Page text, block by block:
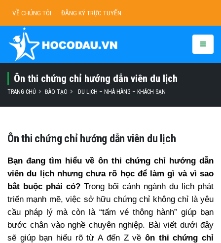
VỀ CHÚNG TÔI ĐĂNG KÝ TRỰC TUYẾN
Ôn thi chứng chỉ hướng dẫn viên du lịch
TRANG CHỦ ĐÀO TẠO DU LỊCH – NHÀ HÀNG – KHÁCH SẠN
Ôn thi chứng chỉ hướng dẫn viên du lịch
Bạn đang tìm hiểu về ôn thi chứng chỉ hướng dẫn
viên du lịch nhưng chưa rõ học để làm gì và vì sao
bắt buộc phải có? Trong bối cảnh ngành du lịch phát
triển mạnh mẽ, việc sở hữu chứng chỉ không chỉ là yêu
cầu pháp lý mà còn là “tấm vé thông hành” giúp bạn
bước chân vào nghề chuyên nghiệp. Bài viết dưới đây
sẽ giúp bạn hiểu rõ từ A đến Z về ôn thi chứng chỉ